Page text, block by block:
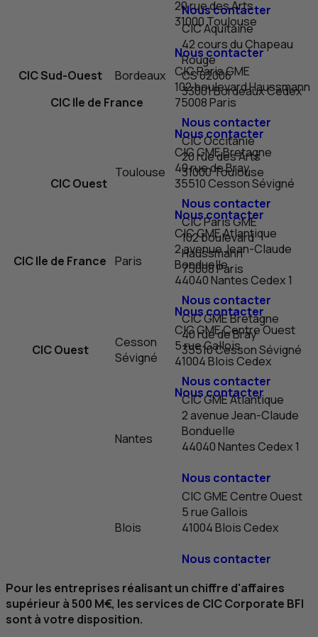
20 rue des Arts
31000 Toulouse
Nous contacter
CICIle de France
CICParisGME
102 boulevard Haussmann
75008 Paris
Nous contacter
CICOuest
CICGMEBretagne
40 rue de Bray
35510 Cesson Sévigné
Nous contacter
CICGMEAtlantique
2 avenue Jean-Claude
Bonduelle
44040 NantesCedex 1
Nous contacter
CICGMECentre Ouest
5 rue Gallois
41004 BloisCedex
Nous contacter
Nous contacter
CICSud-Ouest Bordeaux
CICAquitaine
42 cours du Chapeau
Rouge
CS62006
33001 BordeauxCedex
Nous contacter
Toulouse
CICOccitanie
20 rue des Arts
31000 Toulouse
Nous contacter
CICIle de France Paris
CICParisGME
102 boulevard
Haussmann
75008 Paris
Nous contacter
CICOuest
Cesson
Sévigné
CICGMEBretagne
40 rue de Bray
35510 Cesson Sévigné
Nous contacter
Nantes
CICGMEAtlantique
2 avenue Jean-Claude
Bonduelle
44040 NantesCedex 1
Nous contacter
Blois
CICGMECentre Ouest
5 rue Gallois
41004 BloisCedex
Nous contacter
Pour les entreprises réalisant un chiffre d'affaires
supérieur à 500 M€, les services de CICCorporate BFI
sont à votre disposition.